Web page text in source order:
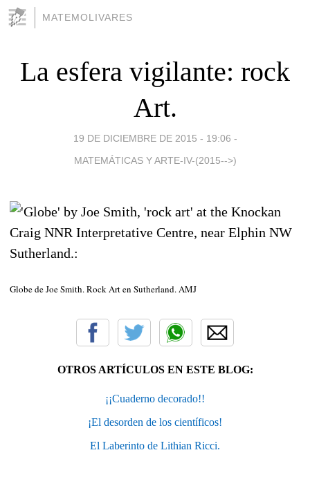
MATEMOLIVARES
La esfera vigilante: rock
Art.
19 DE DICIEMBRE DE 2015 - 19:06 -
MATEMÁTICAS Y ARTE-IV-(2015-->)
Globe de Joe Smith. Rock Art en Sutherland. AMJ
OTROS ARTÍCULOS EN ESTE BLOG:
¡¡Cuaderno decorado!!
¡El desorden de los científicos!
El Laberinto de Lithian Ricci.